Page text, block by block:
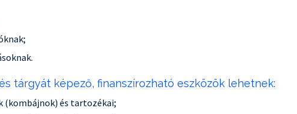
tárgyát képező, finanszírozható eszközök lehetnek:
(kombájnok) és tartozékai;
finanszírozás, akár